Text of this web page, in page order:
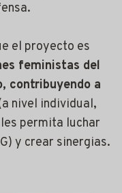
el proyecto es
feministas del
contribuyendo a
nivel individual,
permita luchar
y crear sinergias.